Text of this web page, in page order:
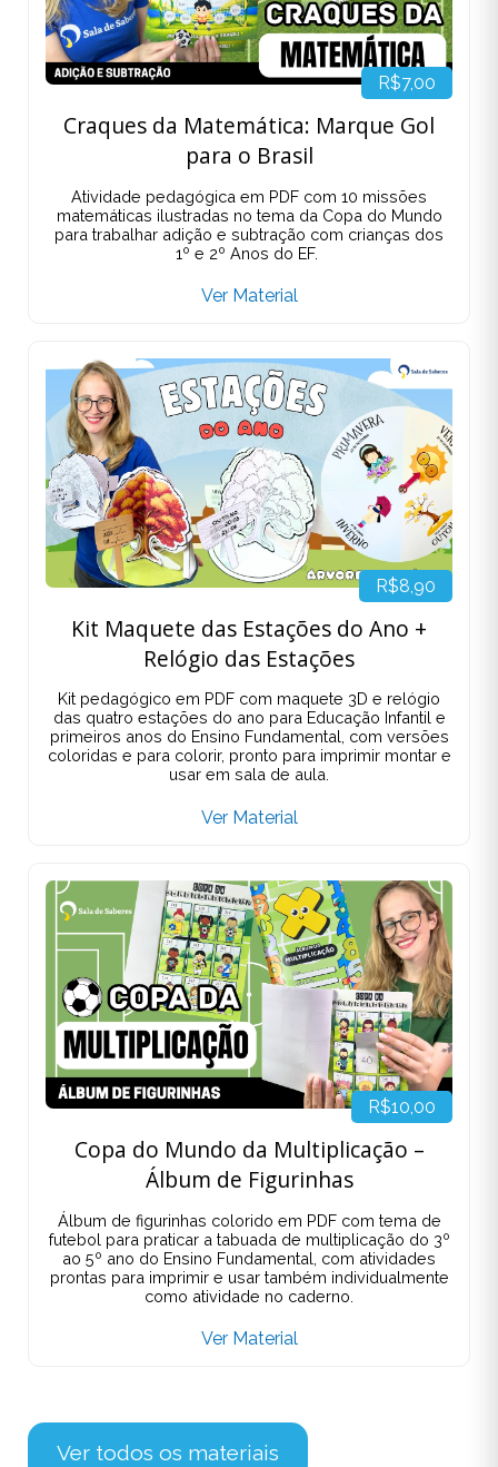
R$7,00
Craques da Matemática: Marque Gol
para o Brasil
Atividade pedagógica em PDF com 10 missões
matemáticas ilustradas no tema da Copa do Mundo
para trabalhar adição e subtração com crianças dos
1º e 2º Anos do EF.
Ver Material
R$8,90
Kit Maquete das Estações do Ano +
Relógio das Estações
Kit pedagógico em PDF com maquete 3D e relógio
das quatro estações do ano para Educação Infantil e
primeiros anos do Ensino Fundamental, com versões
coloridas e para colorir, pronto para imprimir montar e
usar em sala de aula.
Ver Material
R$10,00
Copa do Mundo da Multiplicação –
Álbum de Figurinhas
Álbum de figurinhas colorido em PDF com tema de
futebol para praticar a tabuada de multiplicação do 3º
ao 5º ano do Ensino Fundamental, com atividades
prontas para imprimir e usar também individualmente
como atividade no caderno.
Ver Material
Ver todos os materiais